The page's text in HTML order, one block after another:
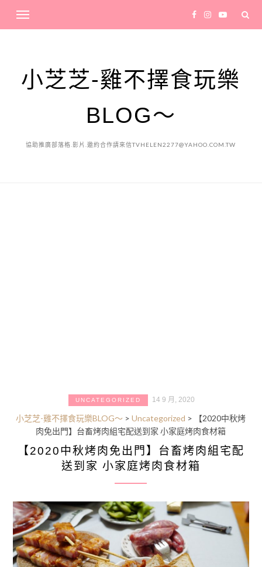
小芝芝-雞不擇食玩樂
BLOG～
協助推廣部落格.影片.邀約合作請來信TVHELEN2277@YAHOO.COM.TW
UNCATEGORIZED 14 9 月, 2020
小芝芝-雞不擇食玩樂BLOG～ >Uncategorized >
【2020中秋烤
肉免出門】台畜烤肉組宅配送到家 小家庭烤肉食材箱
【2020中秋烤肉免出門】台畜烤肉組宅配
送到家 小家庭烤肉食材箱